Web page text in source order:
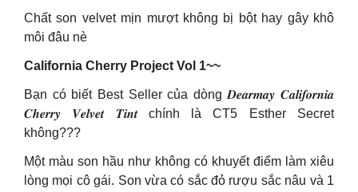
Chất son velvet mịn mượt không bị bột hay gây khô
môi đâu nè
California Cherry Project Vol 1~~
Bạn có biết Best Seller của dòng 𝑫𝒆𝒂𝒓𝒎𝒂𝒚 𝑪𝒂𝒍𝒊𝒇𝒐𝒓𝒏𝒊𝒂
𝑪𝒉𝒆𝒓𝒓𝒚 𝑽𝒆𝒍𝒗𝒆𝒕 𝑻𝒊𝒏𝒕 chính là CT5 Esther Secret
không???
Một màu son hầu như không có khuyết điểm làm xiêu
lòng mọi cô gái. Son vừa có sắc đỏ rượu sắc nâu và 1